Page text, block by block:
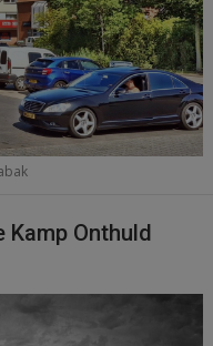
Kamp Onthuld